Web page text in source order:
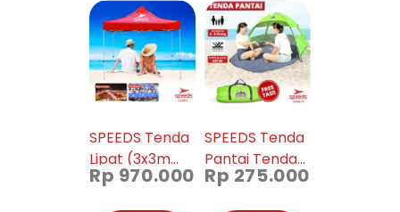
SPEEDS Tenda
Lipat (3x3m
21kg) Tenda
Rp 970.000
SPEEDS Tenda
Pantai Tenda
Camping
Rp 275.000